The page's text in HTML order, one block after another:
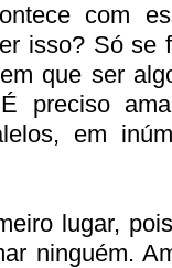
com
isso? Só se
que ser
preciso
em
lugar,
ninguém.